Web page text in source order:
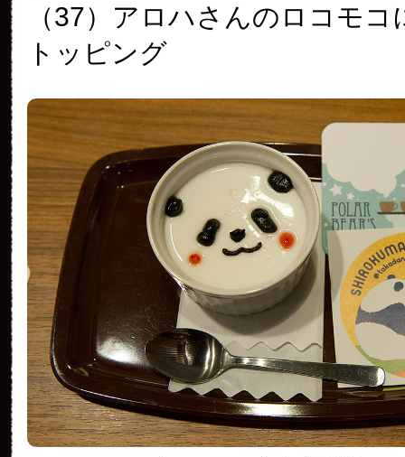
（37）アロハさんのロコモ
トッピング